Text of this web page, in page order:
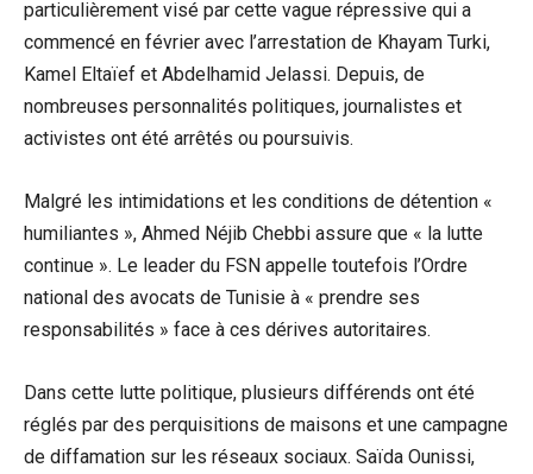
particulièrement visé par cette vague répressive qui a
commencé en février avec l’arrestation de Khayam Turki,
Kamel Eltaïef et Abdelhamid Jelassi. Depuis, de
nombreuses personnalités politiques, journalistes et
activistes ont été arrêtés ou poursuivis.
Malgré les intimidations et les conditions de détention «
humiliantes », Ahmed Néjib Chebbi assure que « la lutte
continue ». Le leader du FSN appelle toutefois l’Ordre
national des avocats de Tunisie à « prendre ses
responsabilités » face à ces dérives autoritaires.
Dans cette lutte politique, plusieurs différends ont été
réglés par des perquisitions de maisons et une campagne
de diffamation sur les réseaux sociaux. Saïda Ounissi,